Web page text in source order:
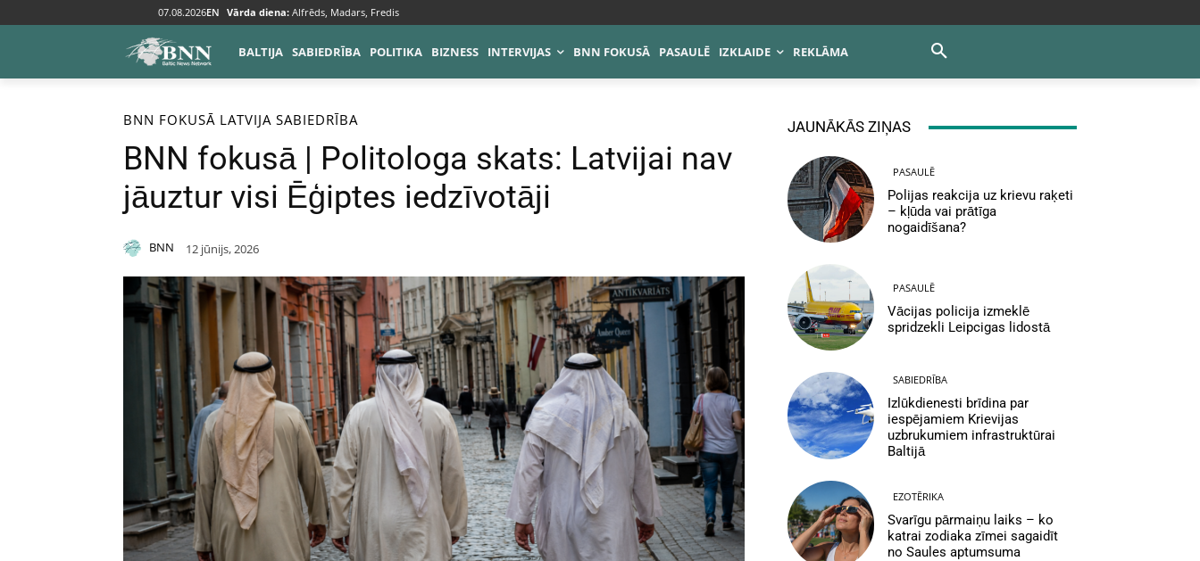
07.08.2026EN Vārda diena: Alfrēds, Madars, Fredis
BALTIJA SABIEDRĪBA POLITIKA BIZNESS INTERVIJAS BNN FOKUSĀ PASAULĒ IZKLAIDE REKLĀMA
Sākums BNN fokusā
BNN FOKUSĀ LATVIJA SABIEDRĪBA
BNN fokusā | Politologa skats: Latvijai nav
jāuztur visi Ēģiptes iedzīvotāji
BNN 12 jūnijs, 2026
JAUNĀKĀS ZIŅAS
PASAULĒ
Polijas reakcija uz krievu raķeti
– kļūda vai prātīga
nogaidīšana?
PASAULĒ
Vācijas policija izmeklē
spridzekli Leipcigas lidostā
SABIEDRĪBA
Izlūkdienesti brīdina par
iespējamiem Krievijas
uzbrukumiem infrastruktūrai
Baltijā
EZOTĒRIKA
Svarīgu pārmaiņu laiks – ko
katrai zodiaka zīmei sagaidīt
no Saules aptumsuma